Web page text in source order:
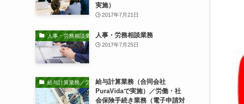
実施）
2017年7月21日
人事・労務相談業務 人事・労務相談業務
2017年7月25日
給与計算業務／労働・社会保険手続き業務
給与計算業務（合同会社
PuraVidaで実施）／労働・社
会保険手続き業務（電子申請対